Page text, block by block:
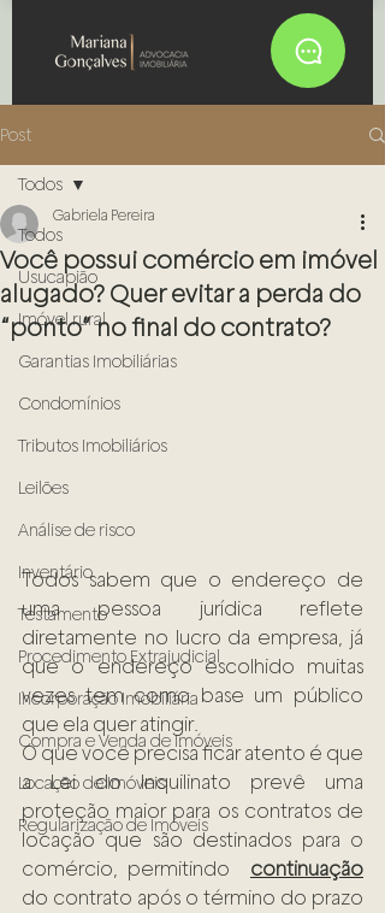
Post
Todos
Usucapião
Imóvel rural
Garantias Imobiliárias
Condomínios
Tributos Imobiliários
Leilões
Análise de risco
Inventário
Testamento
Procedimento Extrajudicial
Incorporação Imobiliária
Compra e Venda de Imóveis
Locação de Imóveis
Regularização de Imóveis
Todos
Você possui comércio em imóvel
alugado? Quer evitar a perda do
“ponto” no final do contrato?
Gabriela Pereira
Todos sabem que o endereço de
uma pessoa jurídica reflete
diretamente no lucro da empresa, já
que o endereço escolhido muitas
vezes tem como base um público
que ela quer atingir.
O que você precisa ficar atento é que
a Lei do Inquilinato prevê uma
proteção maior para os contratos de
locação que são destinados para o
comércio, permitindo continuação
do contrato após o término do prazo